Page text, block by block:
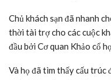
Chủ khách sạn đã nhanh
thời tài trợ cho các cuộc
đầu bởi Cơ quan Khảo cổ
Và họ đã tìm thấy cấu trúc